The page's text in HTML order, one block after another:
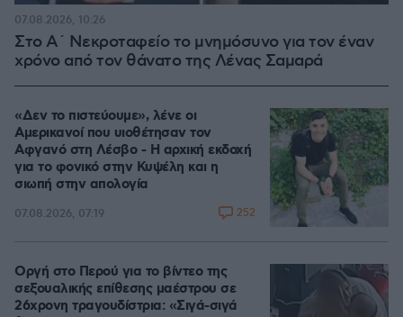
Στο Α΄ Νεκροταφείο το μνημόσυνο για τον έναν
χρόνο από τον θάνατο της Λένας Σαμαρά
07.08.2026, 10:26
«Δεν το πιστεύουμε», λένε οι
Αμερικανοί που υιοθέτησαν τον
Αφγανό στη Λέσβο - Η αρχική εκδοχή
για το φονικό στην Κυψέλη και η
σιωπή στην απολογία
07.08.2026, 07:19 252
Οργή στο Περού για το βίντεο της
σεξουαλικής επίθεσης μαέστρου σε
26χρονη τραγουδίστρια: «Σιγά-σιγά